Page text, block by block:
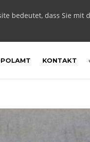
bedeutet, dass Sie mit
KONTAKT